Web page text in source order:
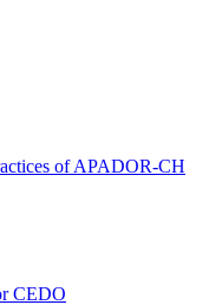
of APADOR-CH
CEDO